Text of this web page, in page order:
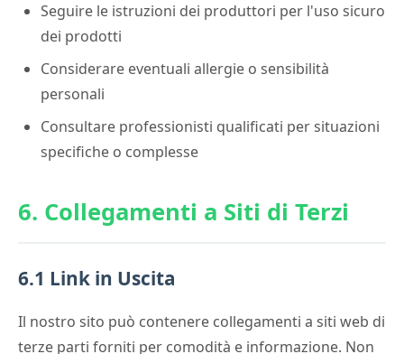
Seguire le istruzioni dei produttori per l'uso sicuro
dei prodotti
Considerare eventuali allergie o sensibilità
personali
Consultare professionisti qualificati per situazioni
specifiche o complesse
6. Collegamenti a Siti di Terzi
6.1 Link in Uscita
Il nostro sito può contenere collegamenti a siti web di
terze parti forniti per comodità e informazione. Non